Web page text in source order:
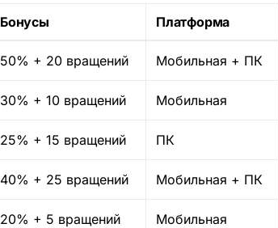
Бонусы Платформа
50% + 20 вращений Мобильная + ПК
30% + 10 вращений Мобильная
25% + 15 вращений ПК
40% + 25 вращений Мобильная + ПК
20% + 5 вращений Мобильная